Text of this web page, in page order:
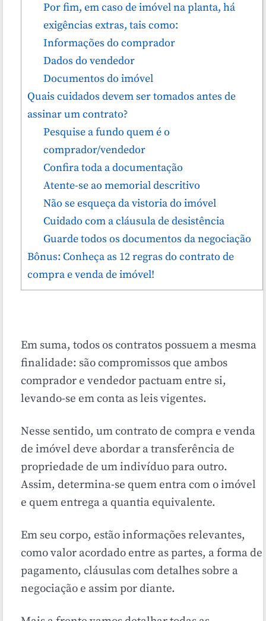
Por fim, em caso de imóvel na planta, há
exigências extras, tais como:
Informações do comprador
Dados do vendedor
Documentos do imóvel
Quais cuidados devem ser tomados antes de
assinar um contrato?
Pesquise a fundo quem é o
comprador/vendedor
Confira toda a documentação
Atente-se ao memorial descritivo
Não se esqueça da vistoria do imóvel
Cuidado com a cláusula de desistência
Guarde todos os documentos da negociação
Bônus: Conheça as 12 regras do contrato de
compra e venda de imóvel!
Em suma, todos os contratos possuem a mesma
finalidade: são compromissos que ambos
comprador e vendedor pactuam entre si,
levando-se em conta as leis vigentes.
Nesse sentido, um contrato de compra e venda
de imóvel deve abordar a transferência de
propriedade de um indivíduo para outro.
Assim, determina-se quem entra com o imóvel
e quem entrega a quantia equivalente.
Em seu corpo, estão informações relevantes,
como valor acordado entre as partes, a forma de
pagamento, cláusulas com detalhes sobre a
negociação e assim por diante.